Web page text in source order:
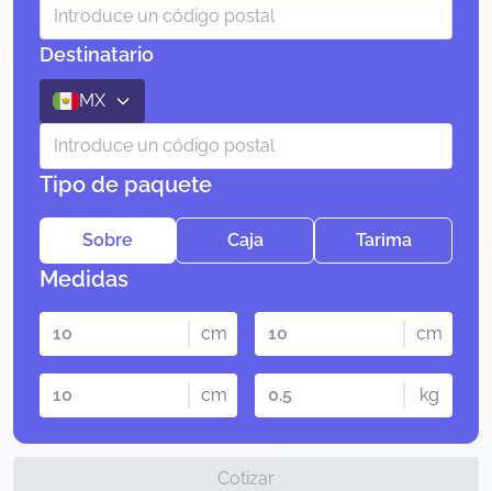
Destinatario
MX
Tipo de paquete
Sobre Caja Tarima
Medidas
cm cm
cm kg
Cotizar